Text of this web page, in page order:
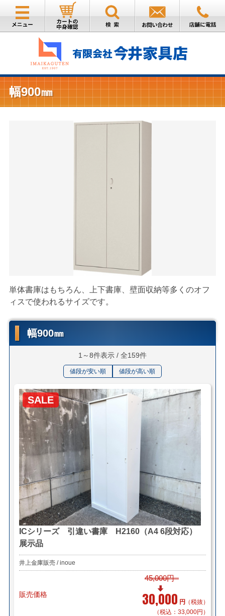
幅900㎜
単体書庫はもちろん、上下書庫、壁面収納等多くのオフ
ィスで使われるサイズです。
幅900㎜
1～8件表示 / 全159件
値段が安い順 値段が高い順
SALE
ICシリーズ 引違い書庫 H2160（A4 6段対応）
展示品
井上金庫販売 / inoue
販売価格
45,000円
30,000 円 （税抜）
（税込：33,000円）